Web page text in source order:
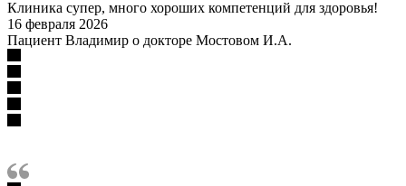
Клиника супер, много хороших компетенций для здоровья!
16 февраля 2026
Пациент Владимир о докторе Мостовом И.А.